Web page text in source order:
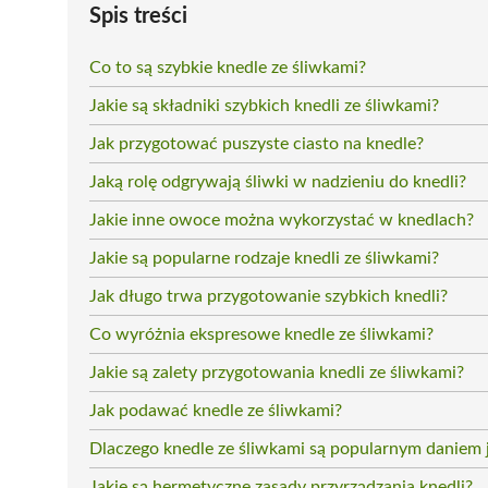
Spis treści
Co to są szybkie knedle ze śliwkami?
Jakie są składniki szybkich knedli ze śliwkami?
Jak przygotować puszyste ciasto na knedle?
Jaką rolę odgrywają śliwki w nadzieniu do knedli?
Jakie inne owoce można wykorzystać w knedlach?
Jakie są popularne rodzaje knedli ze śliwkami?
Jak długo trwa przygotowanie szybkich knedli?
Co wyróżnia ekspresowe knedle ze śliwkami?
Jakie są zalety przygotowania knedli ze śliwkami?
Jak podawać knedle ze śliwkami?
Dlaczego knedle ze śliwkami są popularnym daniem